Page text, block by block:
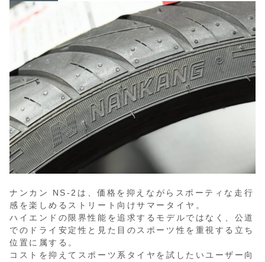
ナンカン NS-2は、価格を抑えながらスポーティな走行
感を楽しめるストリート向けサマータイヤ。
ハイエンドの限界性能を追求するモデルではなく、公道
でのドライ安定性と見た目のスポーツ性を重視する立ち
位置に属する。
コストを抑えてスポーツ系タイヤを試したいユーザー向